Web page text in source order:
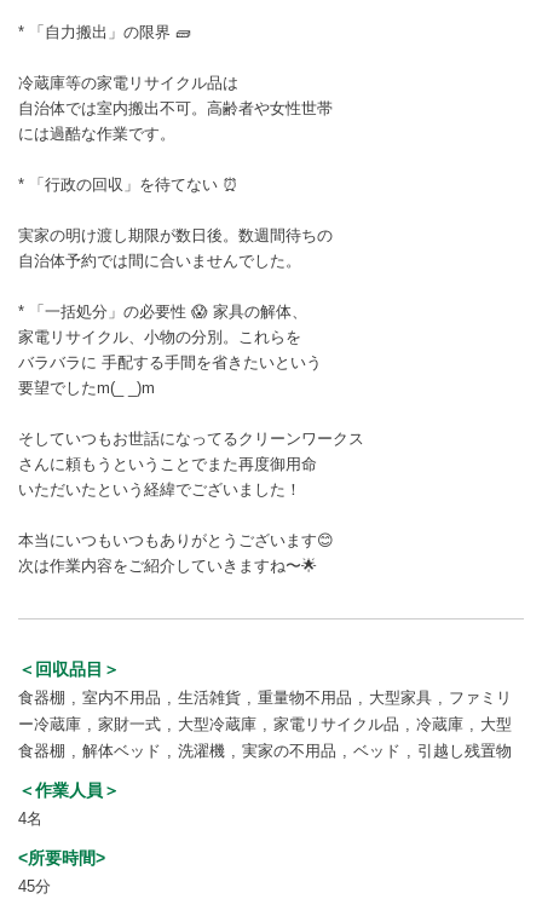
* 「自力搬出」の限界 🧱
冷蔵庫等の家電リサイクル品は
自治体では室内搬出不可。高齢者や女性世帯
には過酷な作業です。
* 「行政の回収」を待てない ⏰
実家の明け渡し期限が数日後。数週間待ちの
自治体予約では間に合いませんでした。
* 「一括処分」の必要性 😱 家具の解体、
家電リサイクル、小物の分別。これらを
バラバラに 手配する手間を省きたいという
要望でしたm(_ _)m
そしていつもお世話になってるクリーンワークス
さんに頼もうということでまた再度御用命
いただいたという経緯でございました！
本当にいつもいつもありがとうございます😊
次は作業内容をご紹介していきますね〜🌟
＜回収品目＞
食器棚 室内不用品 生活雑貨 重量物不用品 大型家具
ファミリ
ー冷蔵庫
家財一式 大型冷蔵庫 家電リサイクル品 冷蔵庫
大型
食器棚
解体ベッド 洗濯機 実家の不用品 ベッド 引越し残置物
＜作業人員＞
4名
<所要時間>
45分